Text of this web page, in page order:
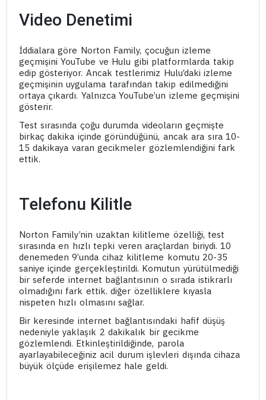
Video Denetimi
İddialara göre Norton Family, çocuğun izleme
geçmişini YouTube ve Hulu gibi platformlarda takip
edip gösteriyor. Ancak testlerimiz Hulu’daki izleme
geçmişinin uygulama tarafından takip edilmediğini
ortaya çıkardı. Yalnızca YouTube’un izleme geçmişini
gösterir.
Test sırasında çoğu durumda videoların geçmişte
birkaç dakika içinde göründüğünü, ancak ara sıra 10-
15 dakikaya varan gecikmeler gözlemlendiğini fark
ettik.
Telefonu Kilitle
Norton Family’nin uzaktan kilitleme özelliği, test
sırasında en hızlı tepki veren araçlardan biriydi. 10
denemeden 9’unda cihaz kilitleme komutu 20-35
saniye içinde gerçekleştirildi. Komutun yürütülmediği
bir seferde internet bağlantısının o sırada istikrarlı
olmadığını fark ettik. diğer özelliklere kıyasla
nispeten hızlı olmasını sağlar.
Bir keresinde internet bağlantısındaki hafif düşüş
nedeniyle yaklaşık 2 dakikalık bir gecikme
gözlemlendi. Etkinleştirildiğinde, parola
ayarlayabileceğiniz acil durum işlevleri dışında cihaza
büyük ölçüde erişilemez hale geldi.